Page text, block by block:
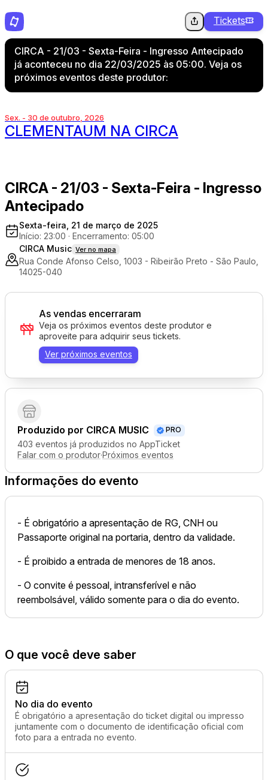
Tickets
CIRCA - 21/03 - Sexta-Feira - Ingresso Antecipado
já aconteceu no dia 22/03/2025 às 05:00. Veja os
próximos eventos deste produtor:
Sex. - 30 de outubro, 2026
CLEMENTAUM NA CIRCA
CIRCA - 21/03 - Sexta-Feira - Ingresso
Antecipado
Sexta-feira, 21 de março de 2025
Início: 23:00 · Encerramento: 05:00
CIRCA Music Ver no mapa
Rua Conde Afonso Celso, 1003 - Ribeirão Preto - São Paulo,
14025-040
Produzido por CIRCA MUSIC PRO
403 eventos já produzidos no AppTicket
Falar com o produtor·Próximos eventos
Informações do evento
- É obrigatório a apresentação de RG, CNH ou
Passaporte original na portaria, dentro da validade.
- É proibido a entrada de menores de 18 anos.
- O convite é pessoal, intransferível e não
reembolsável, válido somente para o dia do evento.
As vendas encerraram
Veja os próximos eventos deste produtor e
aproveite para adquirir seus tickets.
Ver próximos eventos
O que você deve saber
No dia do evento
É obrigatório a apresentação do ticket digital ou impresso
juntamente com o documento de identificação oficial com
foto para a entrada no evento.